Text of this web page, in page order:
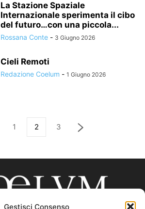
Gestisci Consenso
La Stazione Spaziale
Internazionale sperimenta il cibo
del futuro…con una piccola...
Rossana Conte - 3 Giugno 2026
Cieli Remoti
Redazione Coelum - 1 Giugno 2026
1 2 3